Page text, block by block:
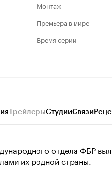
Монтаж
Премьера в мире
Время серии
ТрейлерыСтудииСвязи
отдела ФБР
их родной страны.